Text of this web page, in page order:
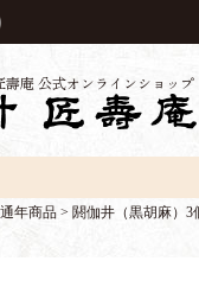
壽庵 公式オンラインショップ
通年商品 閼伽井（黒胡麻）3